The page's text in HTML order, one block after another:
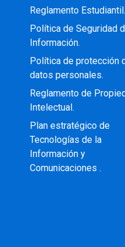
Reglamento Estudiantil.
Política de Seguridad
Información.
Política de protección
datos personales.
Reglamento de
Intelectual.
Plan estratégico de
Tecnologías de la
Información y
Comunicaciones .